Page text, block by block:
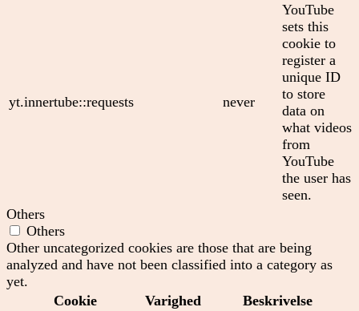
yt.innertube::requests never
YouTube
sets this
cookie to
register a
unique ID
to store
data on
what videos
from
YouTube
the user has
seen.
Others
Others
Other uncategorized cookies are those that are being
analyzed and have not been classified into a category as
yet.
Cookie
Varighed
Beskrivelse